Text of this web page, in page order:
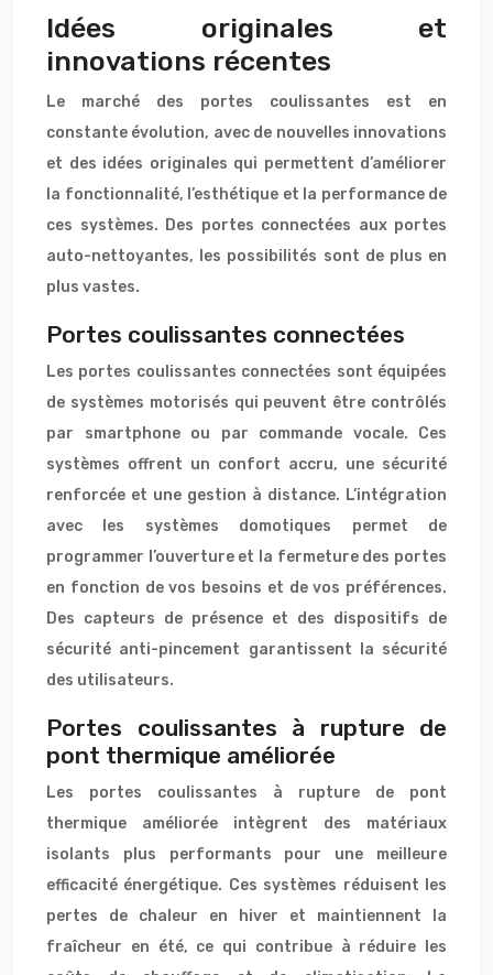
Idées originales et
innovations récentes
Le marché des portes coulissantes est en
constante évolution, avec de nouvelles innovations
et des idées originales qui permettent d’améliorer
la fonctionnalité, l’esthétique et la performance de
ces systèmes. Des portes connectées aux portes
auto-nettoyantes, les possibilités sont de plus en
plus vastes.
Portes coulissantes connectées
Les portes coulissantes connectées sont équipées
de systèmes motorisés qui peuvent être contrôlés
par smartphone ou par commande vocale. Ces
systèmes offrent un confort accru, une sécurité
renforcée et une gestion à distance. L’intégration
avec les systèmes domotiques permet de
programmer l’ouverture et la fermeture des portes
en fonction de vos besoins et de vos préférences.
Des capteurs de présence et des dispositifs de
sécurité anti-pincement garantissent la sécurité
des utilisateurs.
Portes coulissantes à rupture de
pont thermique améliorée
Les portes coulissantes à rupture de pont
thermique améliorée intègrent des matériaux
isolants plus performants pour une meilleure
efficacité énergétique. Ces systèmes réduisent les
pertes de chaleur en hiver et maintiennent la
fraîcheur en été, ce qui contribue à réduire les